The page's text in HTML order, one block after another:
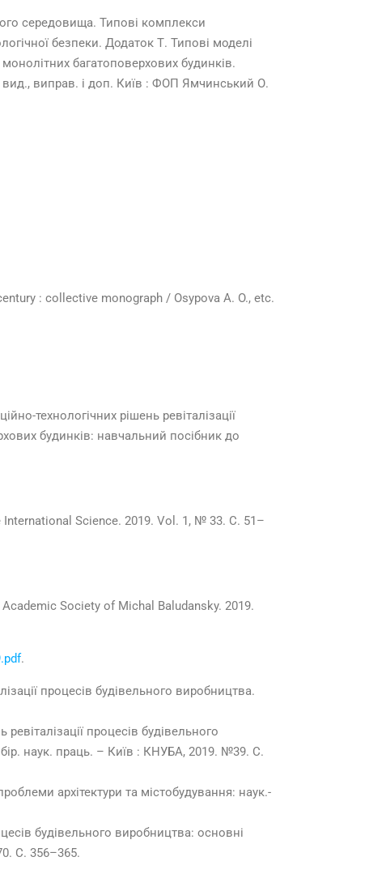
середовища. Типові комплекси
безпеки. Додаток Т. Типові моделі
багатоповерхових будинків.
вид., виправ. і доп. Київ : ФОП Ямчинський О.
: collective monograph / Osypova A. O., etc.
технологічних рішень ревіталізації
будинків: навчальний посібник до
International Science. 2019. Vol. 1, № 33. С. 51–
Society of Michal Baludansky. 2019.
.
процесів будівельного виробництва.
процесів будівельного
наук. праць. – Київ : КНУБА, 2019. №39. С.
архітектури та містобудування: наук.-
будівельного виробництва: основні
С. 356–365.